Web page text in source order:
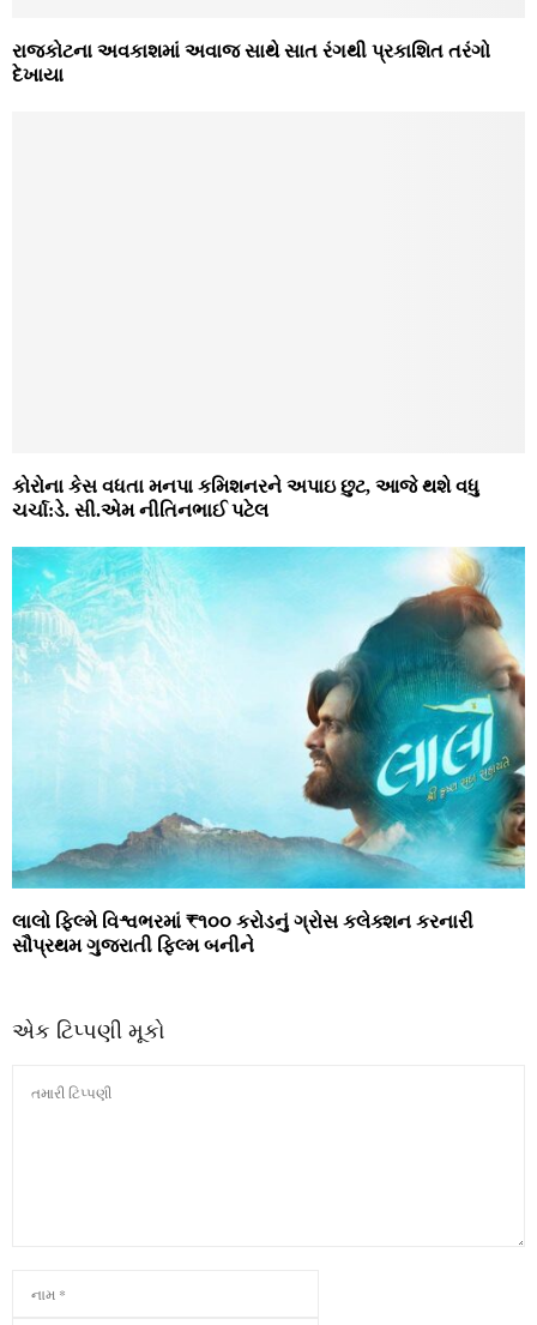
રાજકોટના અવકાશમાં અવાજ સાથે સાત રંગથી પ્રકાશિત તરંગો
દેખાયા
કોરોના કેસ વધતા મનપા કમિશનરને અપાઇ છુટ, આજે થશે વધુ
ચર્ચા:ડે. સી.એમ નીતિનભાઈ પટેલ
લાલો ફિલ્મે વિશ્વભરમાં ₹૧૦૦ કરોડનું ગ્રોસ કલેક્શન કરનારી
સૌપ્રથમ ગુજરાતી ફિલ્મ બનીને
એક ટિપ્પણી મૂકો